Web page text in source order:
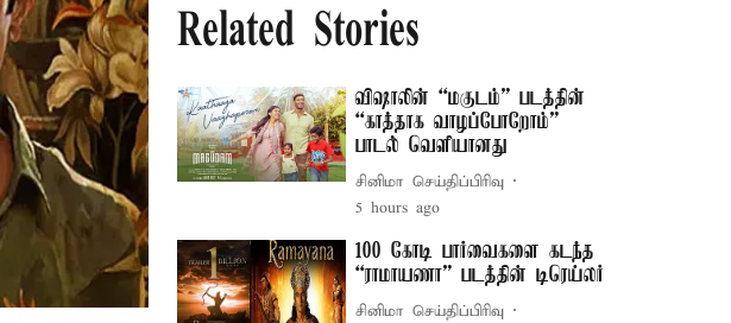
Related Stories
விஷாலின் “மகுடம்” படத்தின்
“காத்தாக வாழப்போறோம்”
பாடல் வெளியானது
சினிமா செய்திப்பிரிவு
5 hours ago
100 கோடி பார்வைகளை கடந்த
“ராமாயணா” படத்தின் டிரெய்லர்
சினிமா செய்திப்பிரிவு